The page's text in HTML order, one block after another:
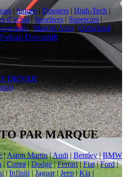
|Salons | Dossiers | High-Tech |
d’achat | Sportives | Supercars |
| Marché Auto | Oldschool |
Downshift
DRIVER
PAR MARQUE
|Aston Martin|Audi | Bentley|BMW
|Cupra | Dodge|Ferrari|Fiat|Ford|
|Infiniti | Jaguar| Jeep|Kia |